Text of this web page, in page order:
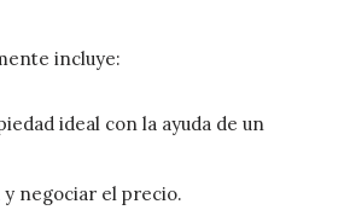
incluye:
ideal con la ayuda de un
negociar el precio.